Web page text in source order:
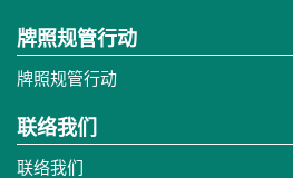
牌照规管行动
牌照规管行动
联络我们
联络我们